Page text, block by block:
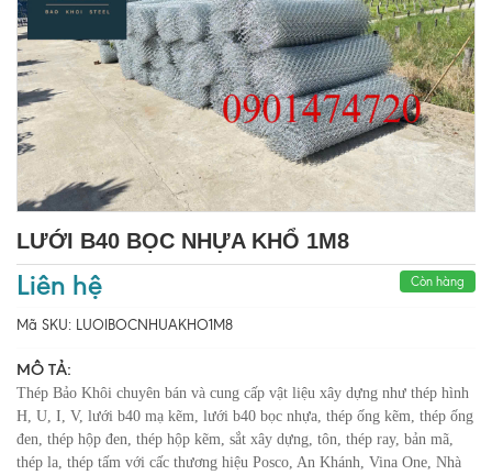
LƯỚI B40 BỌC NHỰA KHỔ 1M8
Liên hệ Còn hàng
Mã SKU: LUOIBOCNHUAKHO1M8
MÔ TẢ:
Thép Bảo Khôi chuyên bán và cung cấp vật liệu xây dựng như thép hình
H, U, I, V, lưới b40 mạ kẽm, lưới b40 bọc nhựa, thép ống kẽm, thép ống
đen, thép hộp đen, thép hộp kẽm, sắt xây dựng, tôn, thép ray, bản mã,
thép la, thép tấm với cấc thương hiệu Posco, An Khánh, Vina One, Nhà